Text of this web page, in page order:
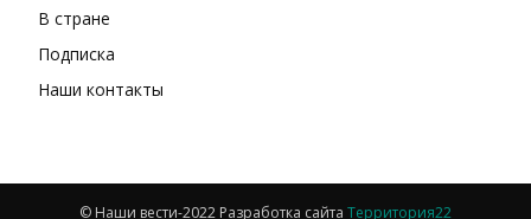
В стране
Подписка
Наши контакты
© Наши вести-2022 Разработка сайта Территория22